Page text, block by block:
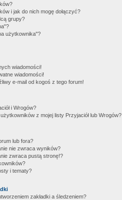
i jak do nich mogę dołączyć?
grupy?
użytkownika"?
wiadomości!
wiadomości!
e-mail od kogoś z tego forum!
i Wrogów?
z mojej listy Przyjaciół lub Wrogów?
lub fora?
nie zwraca wyników?
zwraca pustą stronę!?
i tematy?
zakładki a śledzeniem?